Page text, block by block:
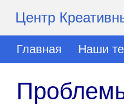
Центр
Главная Наши